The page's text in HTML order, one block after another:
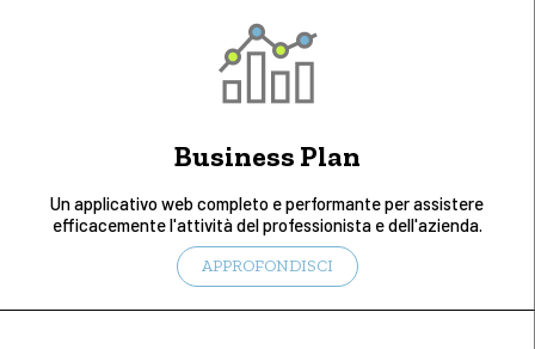
Business Plan
Un applicativo web completo e performante per assistere
efficacemente l'attività del professionista e dell'azienda.
APPROFONDISCI